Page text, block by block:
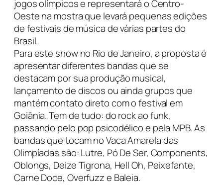
jogos olímpicos e representará o Centro-
Oeste na mostra que levará pequenas edições
de festivais de música de várias partes do
Brasil.
Para este show no Rio de Janeiro, a proposta é
apresentar diferentes bandas que se
destacam por sua produção musical,
lançamento de discos ou ainda grupos que
mantém contato direto com o festival em
Goiânia. Tem de tudo: do rock ao funk,
passando pelo pop psicodélico e pela MPB. As
bandas que tocam no Vaca Amarela das
Olimpíadas são: Lutre, Pó De Ser, Components,
Oblongs, Deize Tigrona, Hell Oh, Peixefante,
Carne Doce, Overfuzz e Baleia.